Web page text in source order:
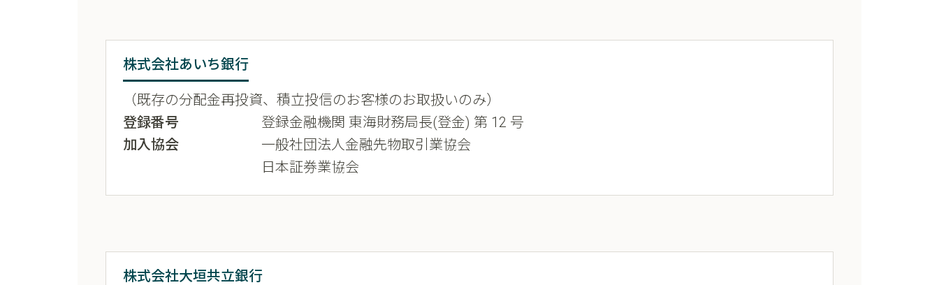
株式会社あいち銀行
（既存の分配金再投資、積立投信のお客様のお取扱いのみ）
登録番号
登録金融機関 東海財務局長(登金) 第 12 号
加入協会
一般社団法人金融先物取引業協会
日本証券業協会
株式会社大垣共立銀行